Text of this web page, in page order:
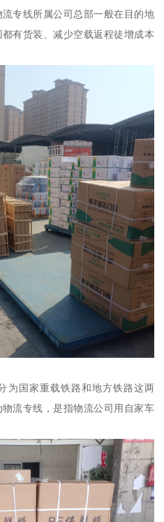
专线所属公司总部一般在目的地
有货装、减少空载返程徒增成本
为国家重载铁路和地方铁路这两
流专线，是指物流公司用自家车